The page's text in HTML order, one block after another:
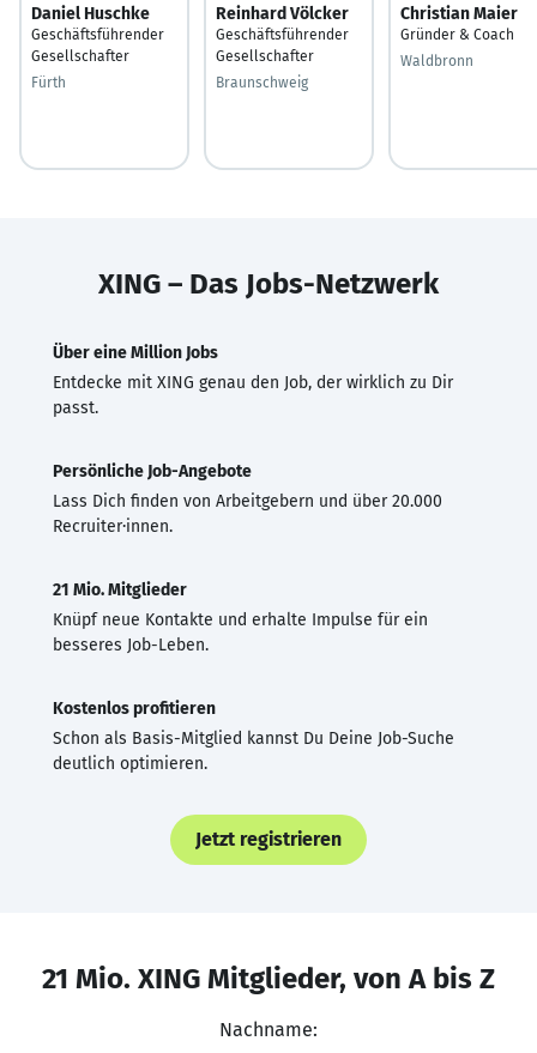
Daniel Huschke
Geschäftsführender
Gesellschafter
Fürth
Reinhard Völcker
Geschäftsführender
Gesellschafter
Braunschweig
Christian Maier
Gründer & Coach
Waldbronn
XING – Das Jobs-Netzwerk
Über eine Million Jobs
Entdecke mit XING genau den Job, der wirklich zu Dir
passt.
Persönliche Job-Angebote
Lass Dich finden von Arbeitgebern und über 20.000
Recruiter·innen.
21 Mio. Mitglieder
Knüpf neue Kontakte und erhalte Impulse für ein
besseres Job-Leben.
Kostenlos profitieren
Schon als Basis-Mitglied kannst Du Deine Job-Suche
deutlich optimieren.
Jetzt registrieren
21 Mio. XING Mitglieder, von A bis Z
Nachname: